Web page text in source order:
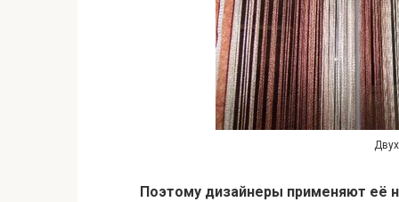
Поэтому дизайнеры применяют её